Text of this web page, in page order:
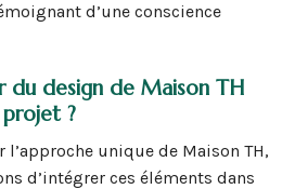
d’une conscience
du design de Maison TH
?
unique de Maison TH,
d’intégrer ces éléments dans